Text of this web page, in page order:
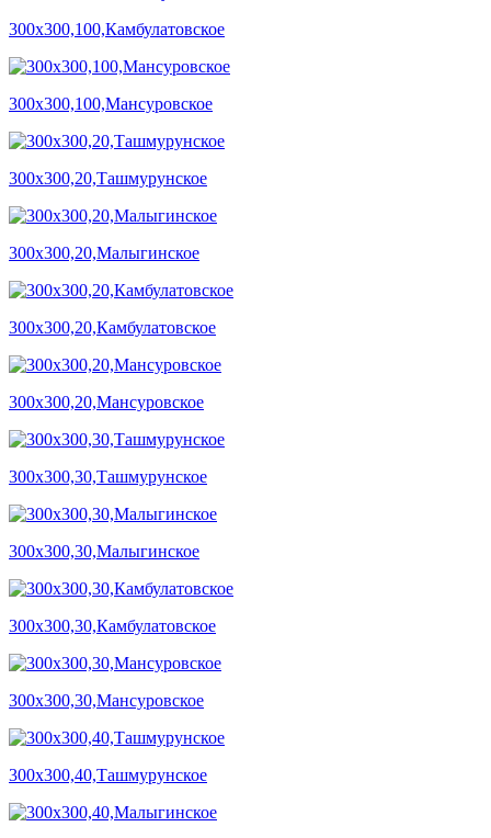
300х300,100,Камбулатовское
300х300,100,Мансуровское
300х300,20,Ташмурунское
300х300,20,Малыгинское
300х300,20,Камбулатовское
300х300,20,Мансуровское
300х300,30,Ташмурунское
300х300,30,Малыгинское
300х300,30,Камбулатовское
300х300,30,Мансуровское
300х300,40,Ташмурунское